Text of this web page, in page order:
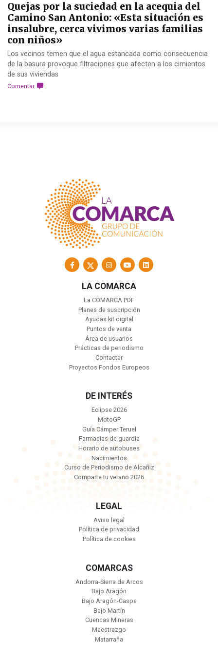
Quejas por la suciedad en la acequia del
Camino San Antonio: «Esta situación es
insalubre, cerca vivimos varias familias
con niños»
Los vecinos temen que el agua estancada como consecuencia
de la basura provoque filtraciones que afecten a los cimientos
de sus viviendas
Comentar
LA COMARCA
La COMARCA PDF
Planes de suscripción
Ayudas kit digital
Puntos de venta
Área de usuarios
Prácticas de periodismo
Contactar
Proyectos Fondos Europeos
DE INTERÉS
Eclipse 2026
MotoGP
Guía Cámper Teruel
Farmacias de guardia
Horario de autobuses
Nacimientos
Curso de Periodismo de Alcañiz
Comparte tu verano 2026
LEGAL
Aviso legal
Política de privacidad
Política de cookies
COMARCAS
Andorra-Sierra de Arcos
Bajo Aragón
Bajo Aragón-Caspe
Bajo Martín
Cuencas Mineras
Maestrazgo
Matarraña